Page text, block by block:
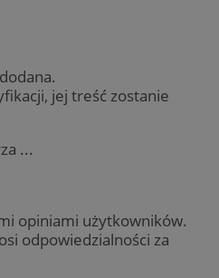
jej treść zostanie
...
opiniami użytkowników.
odpowiedzialności za